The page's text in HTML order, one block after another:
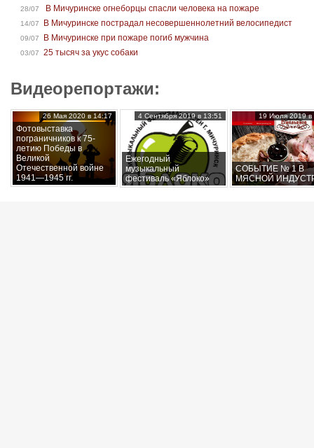
28/07 В Мичуринске огнеборцы спасли человека на пожаре
14/07 В Мичуринске пострадал несовершеннолетний велосипедист
09/07 В Мичуринске при пожаре погиб мужчина
03/07 25 тысяч за укус собаки
Видеорепортажи:
Фотовыставка
пограничников к 75-
летию Победы в
Великой
Отечественной войне
1941—1945 гг.
26 Мая 2020 в 14:17
Ежегодный
музыкальный
фестиваль «Яблоко»
4 Сентября 2019 в 13:51
СОБЫТИЕ № 1 В
МЯСНОЙ
19 Июля 2019 в